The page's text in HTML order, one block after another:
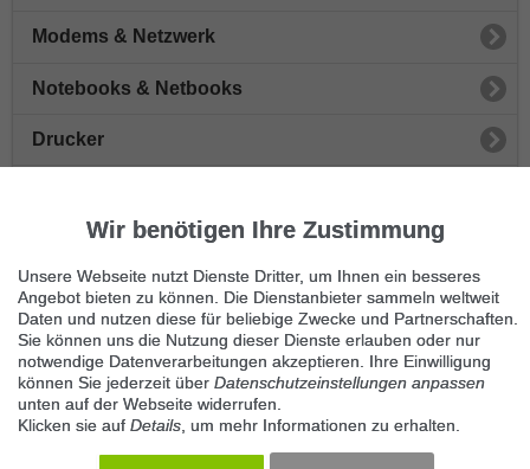
Modems & Netzwerk
Notebooks & Netbooks
Drucker
Spielkonsolen
Desktopcomputer
Festplatten
Grafikkarten
Wir benötigen Ihre Zustimmung
Unsere Webseite nutzt Dienste Dritter, um Ihnen ein besseres
Angebot bieten zu können. Die Dienstanbieter sammeln weltweit
Daten und nutzen diese für beliebige Zwecke und Partnerschaften.
Sie können uns die Nutzung dieser Dienste erlauben oder nur
notwendige Datenverarbeitungen akzeptieren. Ihre Einwilligung
können Sie jederzeit über Datenschutzeinstellungen anpassen
unten auf der Webseite widerrufen.
Klicken sie auf Details , um mehr Informationen zu erhalten.